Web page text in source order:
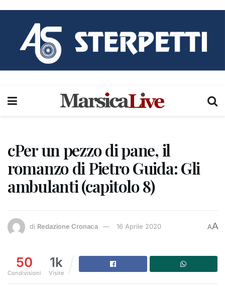
cPer un pezzo di pane, il
romanzo di Pietro Guida: Gli
ambulanti (capitolo 8)
di Redazione Cronaca 16 Aprile 2020 AA
50
Condivisioni
1k
Visite